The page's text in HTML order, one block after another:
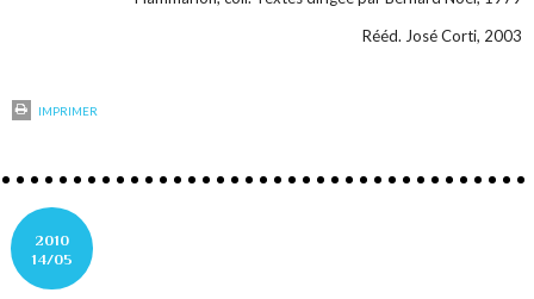
Rééd. José Corti, 2003
IMPRIMER
2010
14/05